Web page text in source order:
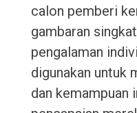
calon pemberi
gambaran
pengalaman
digunakan untuk
dan kemampuan